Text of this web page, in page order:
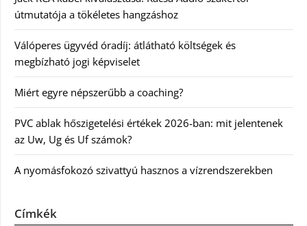
útmutatója a tökéletes hangzáshoz
Válóperes ügyvéd óradíj: átlátható költségek és
megbízható jogi képviselet
Miért egyre népszerűbb a coaching?
PVC ablak hőszigetelési értékek 2026-ban: mit jelentenek
az Uw, Ug és Uf számok?
A nyomásfokozó szivattyú hasznos a vízrendszerekben
Címkék